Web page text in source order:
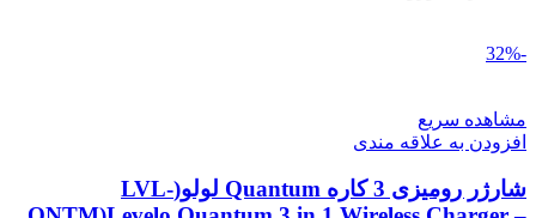
-32%
مشاهده سریع
افزودن به علاقه مندی
شارژر رومیزی 3 کاره Quantum لولو(LVL-